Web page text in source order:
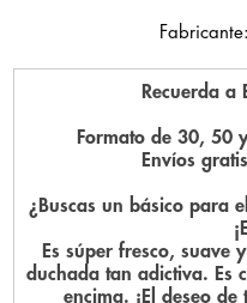
Recuerda a
Formato de 30, 50
Envíos
¿Buscas un básico para
Es súper fresco, suave
duchada tan adictiva. Es
encima. ¡El deseo